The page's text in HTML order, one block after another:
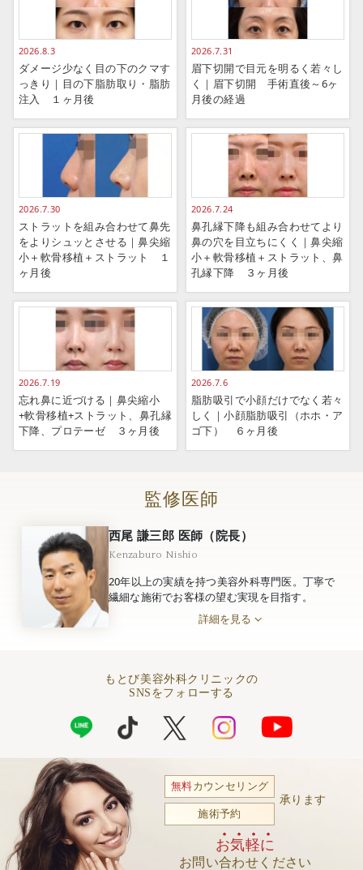
2026.8.3
ダメージ少なく目の下のクマす
っきり｜目の下脂肪取り・脂肪
注入 １ヶ月後
2026.7.31
眉下切開で目元を明るく若々し
く｜眉下切開 手術直後～6ヶ
月後の経過
2026.7.30
ストラットを組み合わせて鼻先
をよりシュッとさせる｜鼻尖縮
小＋軟骨移植＋ストラット １
ヶ月後
2026.7.24
鼻孔縁下降も組み合わせてより
鼻の穴を目立ちにくく｜鼻尖縮
小＋軟骨移植＋ストラット、鼻
孔縁下降 ３ヶ月後
2026.7.19
忘れ鼻に近づける｜鼻尖縮小
+軟骨移植+ストラット、鼻孔縁
下降、プロテーゼ ３ヶ月後
2026.7.6
脂肪吸引で小顔だけでなく若々
しく｜小顔脂肪吸引（ホホ・ア
ゴ下） ６ヶ月後
監修医師
西尾 謙三郎 医師（院長）
Kenzaburo Nishio
20年以上の実績を持つ美容外科専門医。丁寧で
繊細な施術でお客様の望む実現を目指す。
詳細を見る
もとび美容外科クリニックの
SNSをフォローする
無料カウンセリング
施術予約
承ります
お気軽に
お問い合わせください